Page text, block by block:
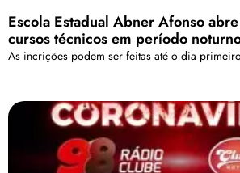
Escola Estadual Abner Afonso
cursos técnicos em período
As incrições podem ser feitas até o dia